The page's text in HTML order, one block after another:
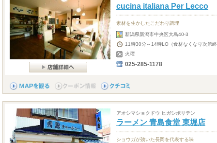
cucina italiana Per Lecco
素材を生かしたこだわり調理
新潟県新潟市中央区大島40-3
11時30分～14時LO（食材なくなり次第
火曜
025-285-1178
アオシマショクドウ ヒガシボリテン
ラーメン 青島食堂 東堀店
ショウガが効いた長岡を代表する味